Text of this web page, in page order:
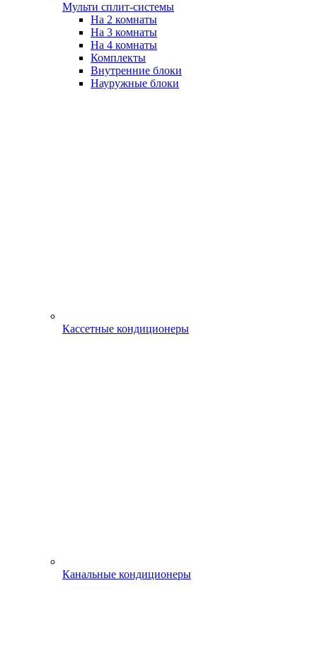
Мульти сплит-системы
На 2 комнаты
На 3 комнаты
На 4 комнаты
Комплекты
Внутренние блоки
Науружные блоки
Кассетные кондиционеры
Канальные кондиционеры